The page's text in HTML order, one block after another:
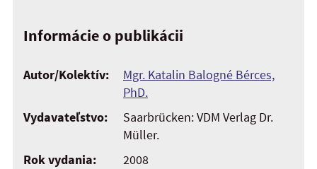
Informácie o publikácii
Autor/Kolektív:
Mgr. Katalin Balogné Bérces,
PhD.
Vydavateľstvo:
Saarbrücken: VDM Verlag Dr.
Müller.
Rok vydania:
2008